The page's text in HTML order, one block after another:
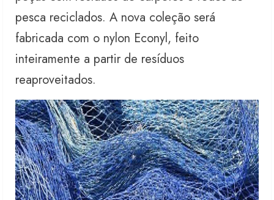
pesca reciclados. A nova coleção será
fabricada com o nylon Econyl, feito
inteiramente a partir de resíduos
reaproveitados.